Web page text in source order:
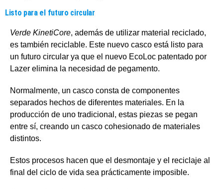
Listo para el futuro circular
Verde KinetiCore, además de utilizar material reciclado,
es también reciclable. Este nuevo casco está listo para
un futuro circular ya que el nuevo EcoLoc patentado por
Lazer elimina la necesidad de pegamento.
Normalmente, un casco consta de componentes
separados hechos de diferentes materiales. En la
producción de uno tradicional, estas piezas se pegan
entre sí, creando un casco cohesionado de materiales
distintos.
Estos procesos hacen que el desmontaje y el reciclaje al
final del ciclo de vida sea prácticamente imposible.